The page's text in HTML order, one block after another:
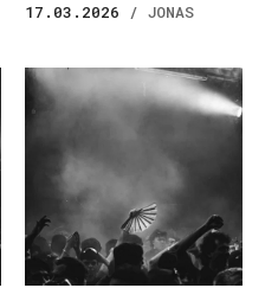
17.03.2026
/ JONAS